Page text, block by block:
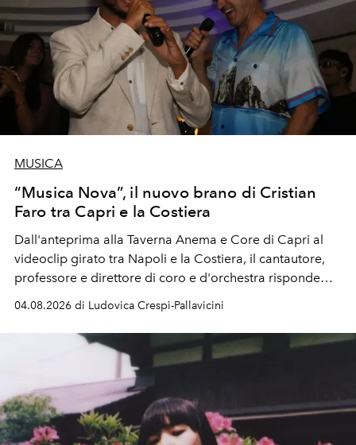
MUSICA
“Musica Nova”, il nuovo brano di Cristian
Faro tra Capri e la Costiera
Dall'anteprima alla Taverna Anema e Core di Capri al
videoclip girato tra Napoli e la Costiera, il cantautore,
professore e direttore di coro e d'orchestra risponde
alla violenza con un messaggio d'amore.
04.08.2026 di Ludovica Crespi-Pallavicini